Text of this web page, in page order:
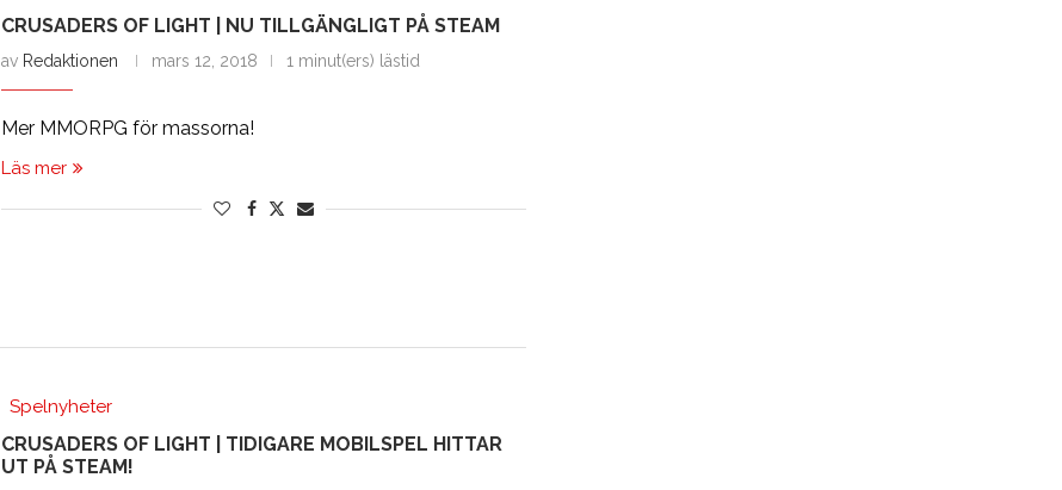
CRUSADERS OF LIGHT | NU TILLGÄNGLIGT PÅ STEAM
av Redaktionen mars 12, 2018 1 minut(ers) lästid
Mer MMORPG för massorna!
Läs mer
Spelnyheter
CRUSADERS OF LIGHT | TIDIGARE MOBILSPEL HITTAR
UT PÅ STEAM!